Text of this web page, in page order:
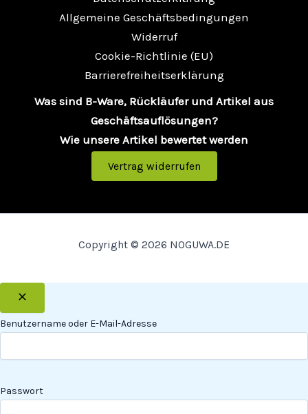
Allgemeine Geschäftsbedingungen
Widerruf
Cookie-Richtlinie (EU)
Barrierefreiheitserklärung
Was sind B-Ware, Rückläufer und Artikel aus
Geschäftsauflösungen?
Wie unsere Artikel bewertet werden
Vertrag widerrufen
Copyright © 2026 NOGUWA.DE
Benutzername oder E-Mail-Adresse
Passwort